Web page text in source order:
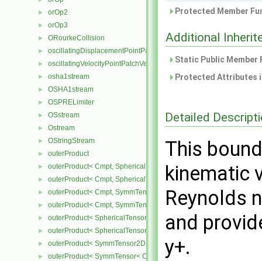
► orOp2
► orOp3
► ORourkeCollision
► oscillatingDisplacementPointPatchVectorField
► oscillatingVelocityPointPatchVectorField
► osha1stream
► OSHA1stream
► OSPRELimiter
► OSstream
► Ostream
► OStringStream
► outerProduct
► outerProduct< Cmpt, SphericalTensor2D< Cmpt > >
► outerProduct< Cmpt, SphericalTensor< Cmpt > >
► outerProduct< Cmpt, SymmTensor2D< Cmpt > >
► outerProduct< Cmpt, SymmTensor< Cmpt > >
► outerProduct< SphericalTensor2D< Cmpt >, Cmpt >
► outerProduct< SphericalTensor< Cmpt >, Cmpt >
► outerProduct< SymmTensor2D< Cmpt >, Cmpt >
► outerProduct< SymmTensor< Cmpt >, Cmpt >
Protected Member
Additional
Static Public
Protected Attributes
Detailed
This
kinematic
Reynolds
and
y+.